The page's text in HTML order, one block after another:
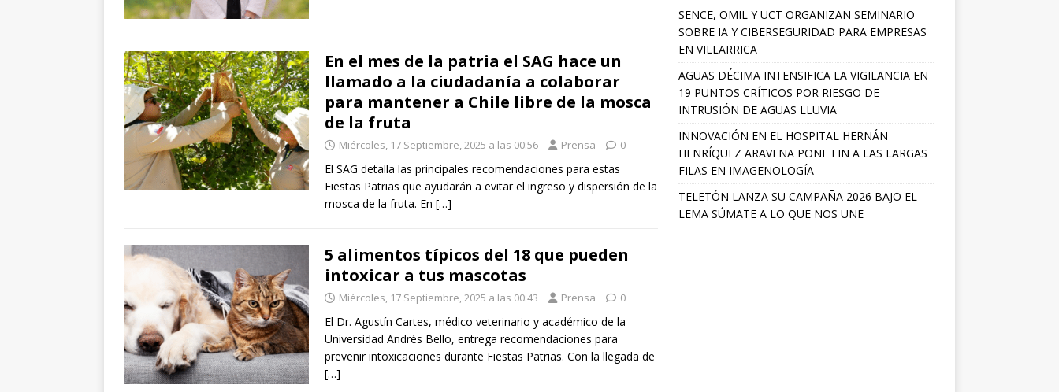
En el mes de la patria el SAG hace un
llamado a la ciudadanía a colaborar
para mantener a Chile libre de la mosca
de la fruta
Miércoles, 17 Septiembre, 2025 a las 00:56 Prensa 0
El SAG detalla las principales recomendaciones para estas
Fiestas Patrias que ayudarán a evitar el ingreso y dispersión de la
mosca de la fruta. En […]
5 alimentos típicos del 18 que pueden
intoxicar a tus mascotas
Miércoles, 17 Septiembre, 2025 a las 00:43 Prensa 0
El Dr. Agustín Cartes, médico veterinario y académico de la
Universidad Andrés Bello, entrega recomendaciones para
prevenir intoxicaciones durante Fiestas Patrias. Con la llegada de
[…]
SENCE, OMIL Y UCT ORGANIZAN SEMINARIO
SOBRE IA Y CIBERSEGURIDAD PARA EMPRESAS
EN VILLARRICA
AGUAS DÉCIMA INTENSIFICA LA VIGILANCIA EN
19 PUNTOS CRÍTICOS POR RIESGO DE
INTRUSIÓN DE AGUAS LLUVIA
INNOVACIÓN EN EL HOSPITAL HERNÁN
HENRÍQUEZ ARAVENA PONE FIN A LAS LARGAS
FILAS EN IMAGENOLOGÍA
TELETÓN LANZA SU CAMPAÑA 2026 BAJO EL
LEMA SÚMATE A LO QUE NOS UNE